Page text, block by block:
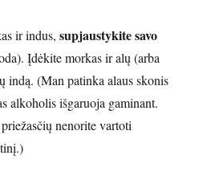
ir indus,supjaustykite savo
Įdėkite morkas ir alų (arba
indą. (Man patinka alaus skonis
alkoholis išgaruoja gaminant.
nenorite vartoti